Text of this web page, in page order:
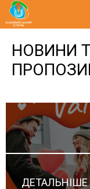
НОВИНИ
ДЕТАЛЬНІШЕ